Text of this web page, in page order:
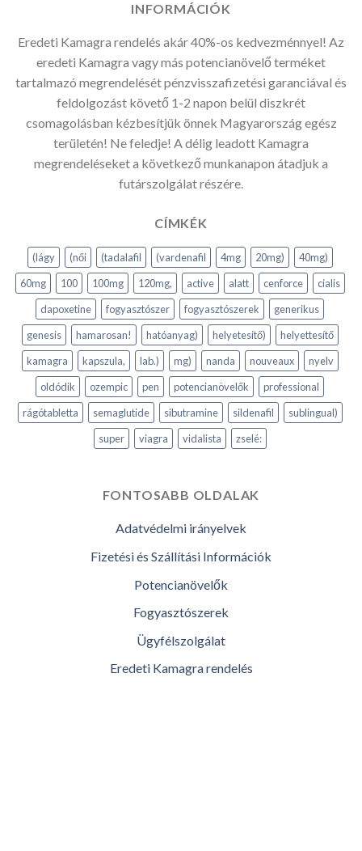
INFORMÁCIÓK
Eredeti Kamagra rendelés akár 40%-os kedvezménnyel! Az
eredeti Kamagra vagy más potencianövelő terméket
tartalmazó megrendelését pénzvisszafizetési garanciával és
feldolgozást követő 1-2 napon belül diszkrét
csomagolásban kézbesítjük önnek Magyarország egész
területén! Ne feledje! A délig leadott Kamagra
megrendeléseket a következő munkanapon átadjuk a
futárszolgálat részére.
CÍMKÉK
(lágy (női (tadalafil (vardenafil 4mg 20mg)
40mg)
60mg
100 100mg 120mg, active alatt cenforce
cialis
dapoxetine
fogyasztószer fogyasztószerek
generikus
genesis
hamarosan! hatóanyag) helyetesitő)
helyettesítő
kamagra
kapszula, lab.) mg) nanda nouveaux
nyelv
oldódik
ozempic pen potencianövelők
professional
rágótabletta
semaglutide sibutramine sildenafil
sublingual)
super
viagra vidalista zselé:
FONTOSABB OLDALAK
Adatvédelmi irányelvek
Fizetési és Szállítási Információk
Potencianövelők
Fogyasztószerek
Ügyfélszolgálat
Eredeti Kamagra rendelés